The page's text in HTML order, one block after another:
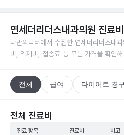
연세더리더스내과의원 진료
나만의닥터에서 수집한 연세더리더스내과
비, 약제비, 접종료 등 모든 가격을 확인
전체 급여 다이어트 경
전체 진료비
진료 항목 진료비 비고